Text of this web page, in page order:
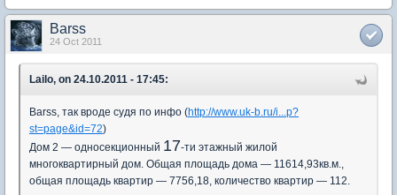
Barss
24 Oct 2011
Lailo, on 24.10.2011 - 17:45:
Barss, так вроде судя по инфо (http://www.uk-b.ru/i...p?
st=page&id=72)
Дом 2 — односекционный 17-ти этажный жилой
многоквартирный дом. Общая площадь дома — 11614,93кв.м.,
общая площадь квартир — 7756,18, количество квартир — 112.